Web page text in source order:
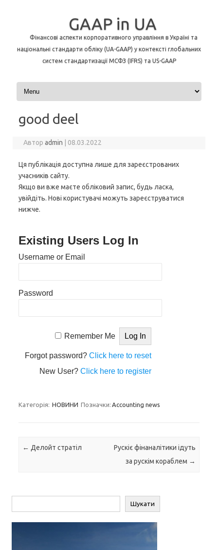
GAAP in UA
Фінансові аспекти корпоративного управління в Україні та
національні стандарти обліку (UA-GAAP) у контексті глобальних
систем стандартизації МСФЗ (IFRS) та US-GAAP
Перейти до контенту
good deel
Авторadmin 08.03.2022
Ця публікація доступна лише для зареєстрованих
учасників сайту.
Якщо ви вже маєте обліковий запис, будь ласка,
увійдіть. Нові користувачі можуть зареєструватися
нижче.
Existing Users Log In
Username or Email
Password
Remember Me
Forgot password?Click here to reset
New User?Click here to register
Категорія: НОВИНИ Позначки: Accounting news
Навігація по запису
← Делойт стратіл
Рускіє фінаналітики ідуть
за рускім кораблем →
Шукати